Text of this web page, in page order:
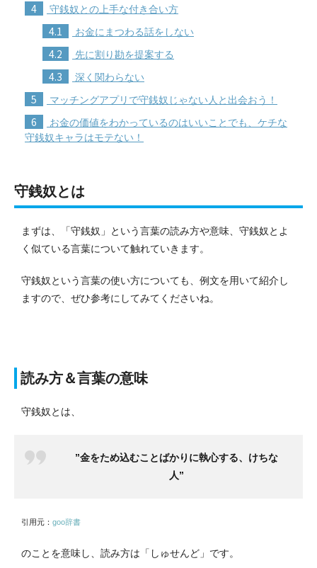
4 守銭奴との上手な付き合い方
4.1 お金にまつわる話をしない
4.2 先に割り勘を提案する
4.3 深く関わらない
5 マッチングアプリで守銭奴じゃない人と出会おう！
6
お金の価値をわかっているのはいいことでも、ケチな
守銭奴キャラはモテない！
守銭奴とは
まずは、「守銭奴」という言葉の読み方や意味、守銭奴とよ
く似ている言葉について触れていきます。
守銭奴という言葉の使い方についても、例文を用いて紹介し
ますので、ぜひ参考にしてみてくださいね。
読み方＆言葉の意味
守銭奴とは、
”金をため込むことばかりに執心する、けちな
人”
引用元： goo辞書
のことを意味し、読み方は「しゅせんど」です。